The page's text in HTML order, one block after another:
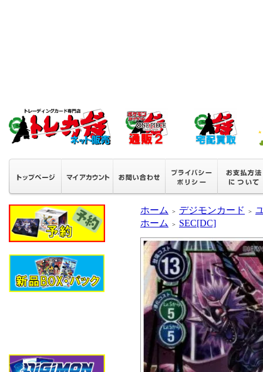
ホーム ＞ デジモンカード ＞
ホーム
＞ SEC[DC]